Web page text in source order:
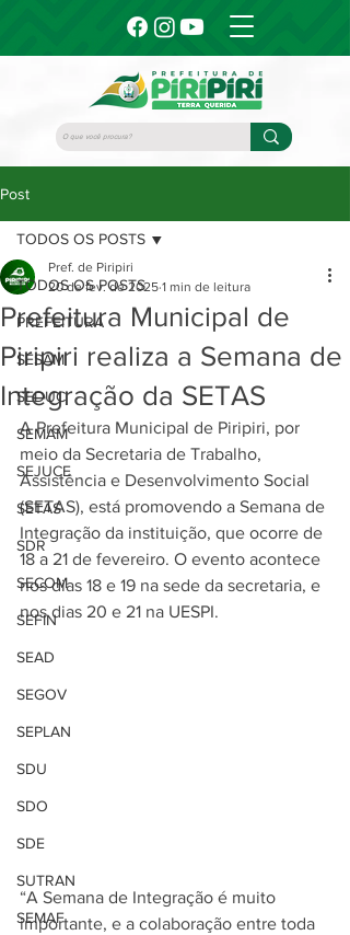
Post
TODOS OS POSTS
PREFEITURA
SESAM
SEDUC
SEMAM
SEJUCE
SETAS
SDR
SECOM
SEFIN
SEAD
SEGOV
SEPLAN
SDU
SDO
SDE
SUTRAN
SEMAF
TODOS OS POSTS
Prefeitura Municipal de
Piripiri realiza a Semana de
Integração da SETAS
Pref. de Piripiri
20 de fev. de 2025 1 min de leitura
A Prefeitura Municipal de Piripiri, por
meio da Secretaria de Trabalho,
Assistência e Desenvolvimento Social
(SETAS), está promovendo a Semana de
Integração da instituição, que ocorre de
18 a 21 de fevereiro. O evento acontece
nos dias 18 e 19 na sede da secretaria, e
nos dias 20 e 21 na UESPI.
“A Semana de Integração é muito
importante, e a colaboração entre toda